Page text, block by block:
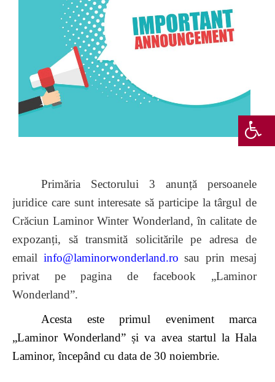
Primăria Sectorului 3 anunță persoanele
juridice care sunt interesate să participe la târgul de
Crăciun Laminor Winter Wonderland, în calitate de
expozanți, să transmită solicitările pe adresa de
email info@laminorwonderland.ro sau prin mesaj
privat pe pagina de facebook „Laminor
Wonderland”.
Acesta este primul eveniment marca
„Laminor Wonderland” și va avea startul la Hala
Laminor, începând cu data de 30 noiembrie.